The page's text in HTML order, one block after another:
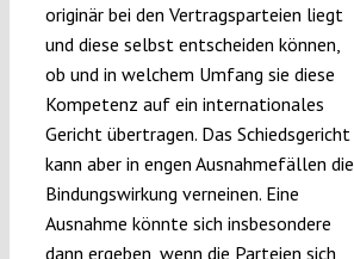
originär bei den Vertragsparteien liegt
und diese selbst entscheiden können,
ob und in welchem Umfang sie diese
Kompetenz auf ein internationales
Gericht übertragen. Das Schiedsgericht
kann aber in engen Ausnahmefällen die
Bindungswirkung verneinen. Eine
Ausnahme könnte sich insbesondere
dann ergeben, wenn die Parteien sich